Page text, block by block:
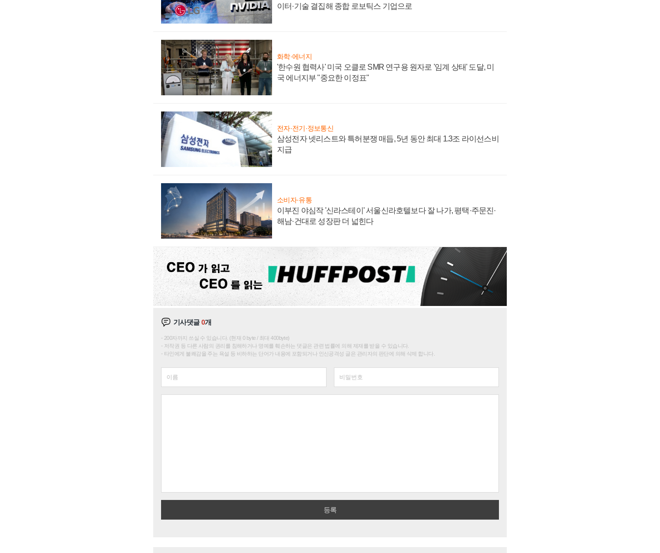
이터·기술 결집해 종합 로보틱스 기업으로
화학·에너지
'한수원 협력사' 미국 오클로 SMR 연구용 원자로 '임계 상태' 도달, 미
국 에너지부 "중요한 이정표"
전자·전기·정보통신
삼성전자 넷리스트와 특허분쟁 매듭, 5년 동안 최대 1.3조 라이선스비
지급
소비자·유통
이부진 야심작 '신라스테이' 서울신라호텔보다 잘 나가, 평택·주문진·
해남·건대로 성장판 더 넓힌다
기사댓글0개
200자까지 쓰실 수 있습니다. (현재 0 byte / 최대 400byte)
저작권 등 다른 사람의 권리를 침해하거나 명예를 훼손하는 댓글은 관련 법률에 의해 제재를 받을 수 있습니다.
타인에게 불쾌감을 주는 욕설 등 비하하는 단어가 내용에 포함되거나 인신공격성 글은 관리자의 판단에 의해 삭제 합니다.